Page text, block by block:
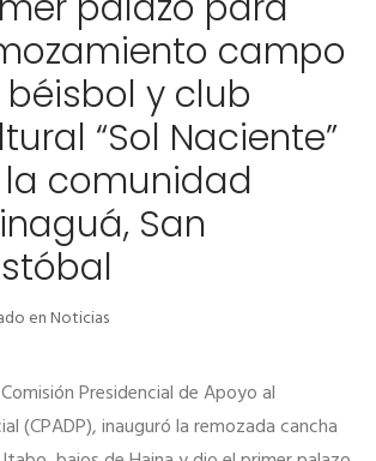
campo
y club
“Sol Naciente”
la comunidad
San
enNoticias
Presidencial de Apoyo al
(CPADP), inauguró la remozada cancha